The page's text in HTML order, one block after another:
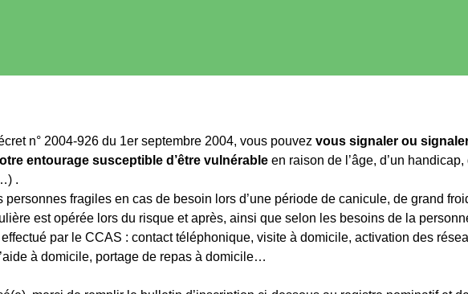
n° 2004-926 du 1er septembre 2004, vous pouvez vous signaler ou
entourage susceptible d’être vulnérableen raison de l’âge, d’un
.
personnes fragiles en cas de besoin lors d’une période de canicule, de grand
est opérée lors du risque et après, ainsi que selon les besoins de la
par le CCAS : contact téléphonique, visite à domicile, activation des
à domicile, portage de repas à domicile…